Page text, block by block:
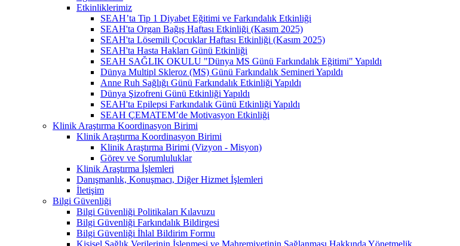
Etkinliklerimiz
SEAH’ta Tip 1 Diyabet Eğitimi ve Farkındalık Etkinliği
SEAH'ta Organ Bağış Haftası Etkinliği (Kasım 2025)
SEAH'ta Lösemili Çocuklar Haftası Etkinliği (Kasım 2025)
SEAH'ta Hasta Hakları Günü Etkinliği
SEAH SAĞLIK OKULU "Dünya MS Günü Farkındalık Eğitimi" Yapıldı
Dünya Multipl Skleroz (MS) Günü Farkındalık Semineri Yapıldı
Anne Ruh Sağlığı Günü Farkındalık Etkinliği Yapıldı
Dünya Şizofreni Günü Etkinliği Yapıldı
SEAH'ta Epilepsi Farkındalık Günü Etkinliği Yapıldı
SEAH ÇEMATEM’de Motivasyon Etkinliği
Klinik Araştırma Koordinasyon Birimi
Klinik Araştırma Koordinasyon Birimi
Klinik Araştırma Birimi (Vizyon - Misyon)
Görev ve Sorumluluklar
Klinik Araştırma İşlemleri
Danışmanlık, Konuşmacı, Diğer Hizmet İşlemleri
İletişim
Bilgi Güvenliği
Bilgi Güvenliği Politikaları Kılavuzu
Bilgi Güvenliği Farkındalık Bildirgesi
Bilgi Güvenliği İhlal Bildirim Formu
Kişisel Sağlık Verilerinin İşlenmesi ve Mahremiyetinin Sağlanması Hakkında Yönetmelik